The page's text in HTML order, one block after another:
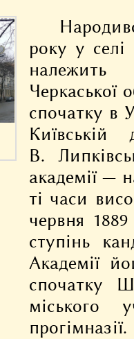
року у
належить
Черкаської
спочатку в
В.
академії —
ті часи
червня
ступінь
Академії
спочатку
міського
прогімназії.